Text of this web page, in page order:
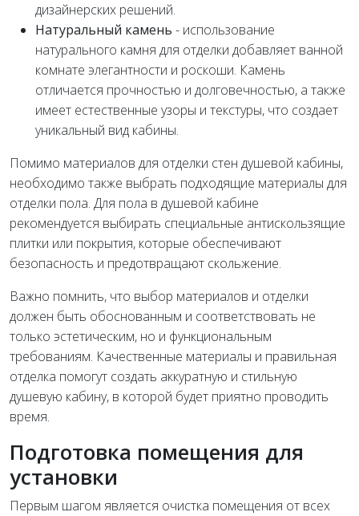
дизайнерских решений.
Натуральный камень - использование
натурального камня для отделки добавляет ванной
комнате элегантности и роскоши. Камень
отличается прочностью и долговечностью, а также
имеет естественные узоры и текстуры, что создает
уникальный вид кабины.
Помимо материалов для отделки стен душевой кабины,
необходимо также выбрать подходящие материалы для
отделки пола. Для пола в душевой кабине
рекомендуется выбирать специальные антискользящие
плитки или покрытия, которые обеспечивают
безопасность и предотвращают скольжение.
Важно помнить, что выбор материалов и отделки
должен быть обоснованным и соответствовать не
только эстетическим, но и функциональным
требованиям. Качественные материалы и правильная
отделка помогут создать аккуратную и стильную
душевую кабину, в которой будет приятно проводить
время.
Подготовка помещения для
установки
Первым шагом является очистка помещения от всех